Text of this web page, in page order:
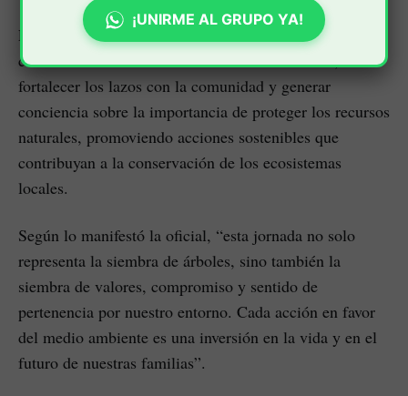
Esta actividad, liderada por la Teniente Érica Naranjo,
comandante de la Estación de Policía El Tambo, busca
fortalecer los lazos con la comunidad y generar
conciencia sobre la importancia de proteger los recursos
naturales, promoviendo acciones sostenibles que
contribuyan a la conservación de los ecosistemas
locales.
Según lo manifestó la oficial, “esta jornada no solo
representa la siembra de árboles, sino también la
siembra de valores, compromiso y sentido de
pertenencia por nuestro entorno. Cada acción en favor
del medio ambiente es una inversión en la vida y en el
futuro de nuestras familias”.
¡UNIRME AL GRUPO YA!